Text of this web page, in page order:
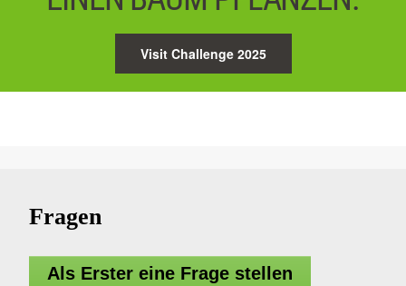
Visit Challenge 2025
Fragen
Als Erster eine Frage stellen